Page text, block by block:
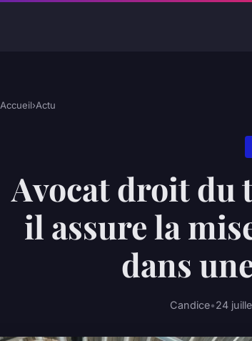
Accueil›Actu
Avocat droit du
il assure la
dans
Candice•24